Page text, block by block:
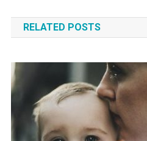
по
записям
RELATED POSTS